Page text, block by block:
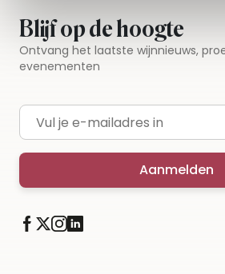
Blijf op de hoogte
Ontvang het laatste wijnnieuws,
evenementen
E-mailadres
Aanmelden